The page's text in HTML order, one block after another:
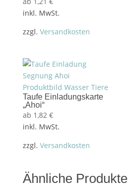
inkl. MwSt.
zzgl. Versandkosten
Taufe Einladungskarte
„Ahoi“
ab 1,82 €
inkl. MwSt.
zzgl. Versandkosten
Ähnliche Produkte